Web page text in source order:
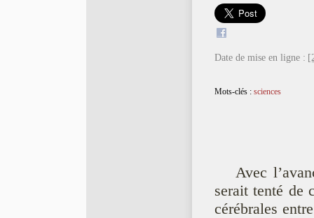
Date de mise en ligne :
Mots-clés : sciences
Avec
serait tenté de
cérébrales